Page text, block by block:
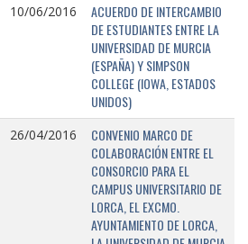
10/06/2016
ACUERDO DE INTERCAMBIO
DE ESTUDIANTES ENTRE LA
UNIVERSIDAD DE MURCIA
(ESPAÑA) Y SIMPSON
COLLEGE (IOWA, ESTADOS
UNIDOS)
26/04/2016
CONVENIO MARCO DE
COLABORACIÓN ENTRE EL
CONSORCIO PARA EL
CAMPUS UNIVERSITARIO DE
LORCA, EL EXCMO.
AYUNTAMIENTO DE LORCA,